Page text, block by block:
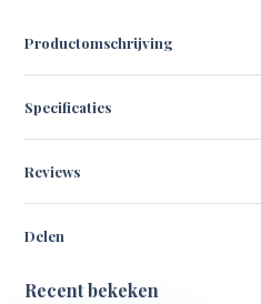
Productomschrijving
Specificaties
Reviews
Delen
Recent bekeken